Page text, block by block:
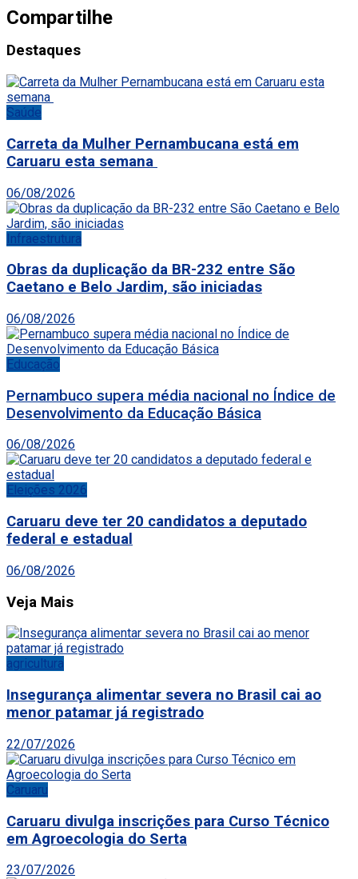
Compartilhe
Destaques
Saúde
Carreta da Mulher Pernambucana está em
Caruaru esta semana
06/08/2026
Infraestrutura
Obras da duplicação da BR-232 entre São
Caetano e Belo Jardim, são iniciadas
06/08/2026
Educação
Pernambuco supera média nacional no Índice de
Desenvolvimento da Educação Básica
06/08/2026
Eleições 2026
Caruaru deve ter 20 candidatos a deputado
federal e estadual
06/08/2026
Veja Mais
agricultura
Insegurança alimentar severa no Brasil cai ao
menor patamar já registrado
22/07/2026
Caruaru
Caruaru divulga inscrições para Curso Técnico
em Agroecologia do Serta
23/07/2026